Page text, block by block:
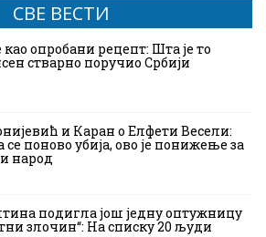
СВЕ ВЕСТИ
као опробани рецепт: Шта је то
стварно поручио Србији
и Каран о Елфети Весели:
поново убија, ово је понижење за
народ
подигла још једну оптужницу
злочин“: На списку 20 људи